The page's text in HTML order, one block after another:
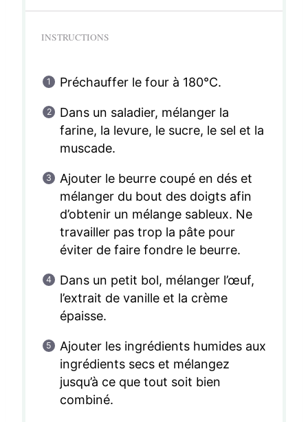
INSTRUCTIONS
Préchauffer le four à 180°C.
Dans un saladier, mélanger la
farine, la levure, le sucre, le sel et la
muscade.
Ajouter le beurre coupé en dés et
mélanger du bout des doigts afin
d’obtenir un mélange sableux. Ne
travailler pas trop la pâte pour
éviter de faire fondre le beurre.
Dans un petit bol, mélanger l’œuf,
l’extrait de vanille et la crème
épaisse.
Ajouter les ingrédients humides aux
ingrédients secs et mélangez
jusqu’à ce que tout soit bien
combiné.